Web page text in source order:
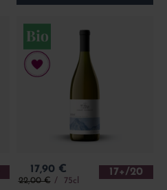
Prix
17,90 €
Prix de base
22,00 € 75cl
17+/20